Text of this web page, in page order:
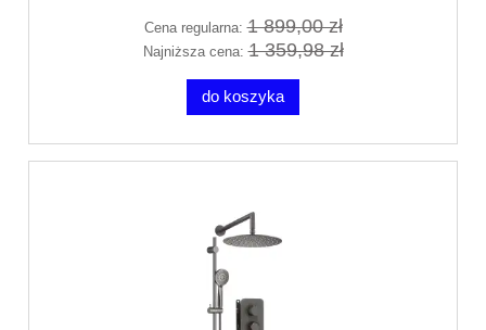
Cena regularna:1 899,00 zł
Najniższa cena:1 359,98 zł
do koszyka